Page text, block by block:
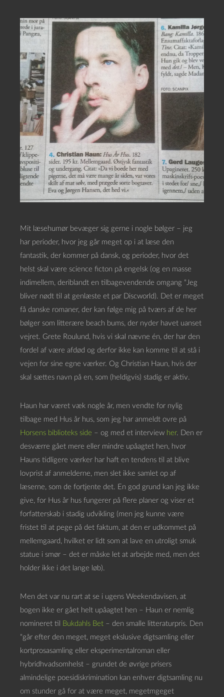
Mit læsehumør bevæger sig gerne i nogle bølger – jeg
har perioder, hvor jeg går meget op i at læse den
fantastik, der kommer på dansk, og perioder, hvor det
helst skal være science ficton på engelsk (og en masse
indimellem, deriblandt en tilbagevendende omgang “Jeg
bliver nødt til at genlæste et par Discworld). Det er meget
få danske romaner, der kan følge mig på tværs af de her
bølger som litterære beach bums, der nyder havet uanset
vejret. Grete Roulund, hvis vi skal nævne én, der har den
fordel af være afdød og derfor ikke kan komme til at stå i
vejen for sine egne værker. Og Christian Haun, hvis der
skal sættes navn på en, som (heldigvis) stadig er aktiv.
Haun har været væk nogle år, men vendte for nylig
tilbage med Hus år hus, som jeg har anmeldt ovre på
Horsens biblioteks side – og med et interview her. Den er
desværre gået mere eller mindre upåagtet hen, hvor
Hauns tidligere værker har haft en tendens til at blive
lovprist af anmelderne, men slet ikke samlet op af
læserne, som de fortjente det. En god grund kan jeg ikke
give, for Hus år hus fungerer på flere planer og viser et
forfatterskab i stadig udvikling (men jeg kunne være
fristet til at pege på det faktum, at den er udkommet på
mellemgaard, hvilket er lidt som at lave en utroligt smuk
statue i smør – det er måske let at arbejde med, men det
holder ikke i det lange løb).
Men det var nu rart at se i ugens Weekendavisen, at
bogen ikke er gået helt upåagtet hen – Haun er nemlig
nomineret til
Bukdahls Bet – den smalle litteraturpris. Den
“går efter den meget, meget ekslusive digtsamling eller
kortprosasamling eller eksperimentalroman eller
hybridhvadsomhelst – grundet de øvrige prisers
almindelige poesidiskrimination kan enhver digtsamling nu
om stunder gå for at være meget, megetmgeget